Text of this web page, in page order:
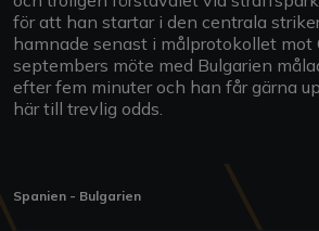
för att han startar i den centrala
hamnade senast i målprotokollet mot
septembers möte med Bulgarien
efter fem minuter och han får gärna
här till trevlig odds.
Spanien - Bulgarien